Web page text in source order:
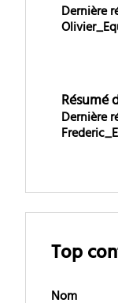
Dernière
Résumé
Dernière
Top
Nom